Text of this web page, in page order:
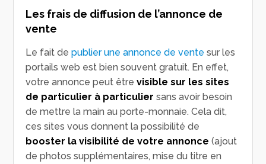
Les frais de diffusion de l’annonce de
vente
Le fait depublier une annonce de vente sur les
portails web est bien souvent gratuit. En effet,
votre annonce peut êtrevisible sur les sites
de particulier à particulier sans avoir besoin
de mettre la main au porte-monnaie. Cela dit,
ces sites vous donnent la possibilité de
booster la visibilité de votre annonce (ajout
de photos supplémentaires, mise du titre en